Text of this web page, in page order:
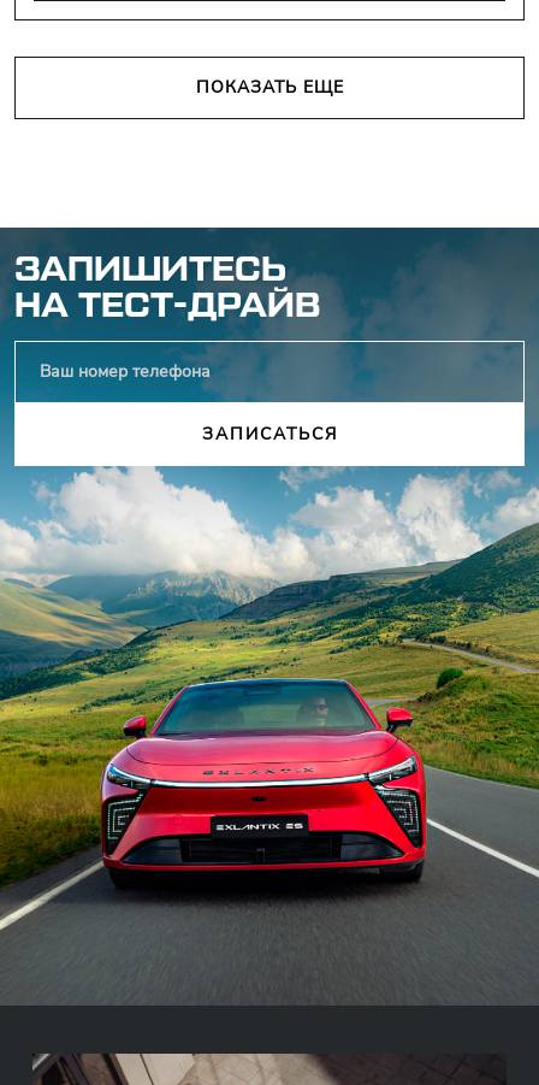
ПОКАЗАТЬ ЕЩЕ
ЗАПИШИТЕСЬ
НА ТЕСТ-ДРАЙВ
ЗАПИСАТЬСЯ